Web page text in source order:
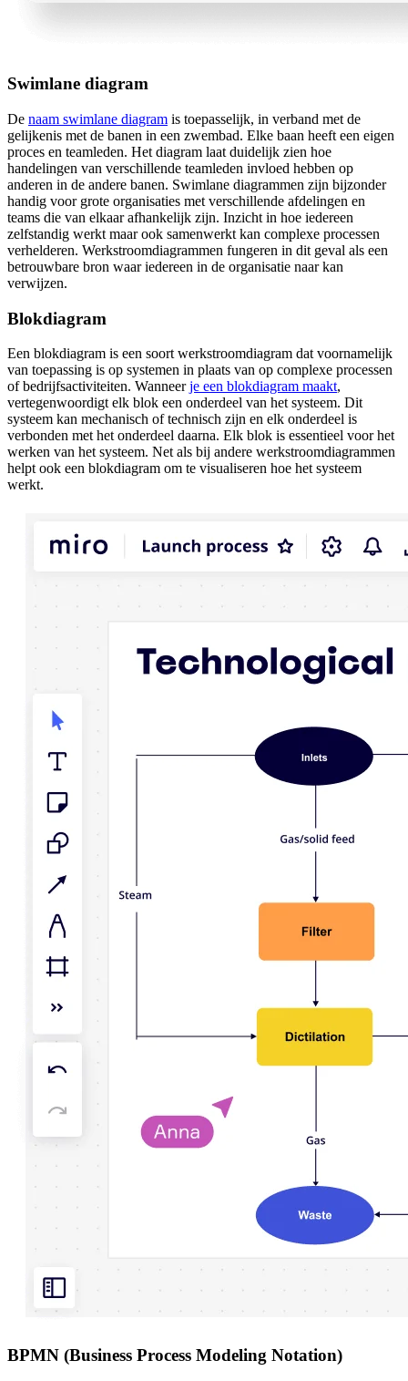
Swimlane diagram
De naam swimlane diagram is toepasselijk, in verband met de
gelijkenis met de banen in een zwembad. Elke baan heeft een eigen
proces en teamleden. Het diagram laat duidelijk zien hoe
handelingen van verschillende teamleden invloed hebben op
anderen in de andere banen. Swimlane diagrammen zijn bijzonder
handig voor grote organisaties met verschillende afdelingen en
teams die van elkaar afhankelijk zijn. Inzicht in hoe iedereen
zelfstandig werkt maar ook samenwerkt kan complexe processen
verhelderen. Werkstroomdiagrammen fungeren in dit geval als een
betrouwbare bron waar iedereen in de organisatie naar kan
verwijzen.
Blokdiagram
Een blokdiagram is een soort werkstroomdiagram dat voornamelijk
van toepassing is op systemen in plaats van op complexe processen
of bedrijfsactiviteiten. Wanneerje een blokdiagram maakt,
vertegenwoordigt elk blok een onderdeel van het systeem. Dit
systeem kan mechanisch of technisch zijn en elk onderdeel is
verbonden met het onderdeel daarna. Elk blok is essentieel voor het
werken van het systeem. Net als bij andere werkstroomdiagrammen
helpt ook een blokdiagram om te visualiseren hoe het systeem
werkt.
BPMN (Business Process Modeling Notation)